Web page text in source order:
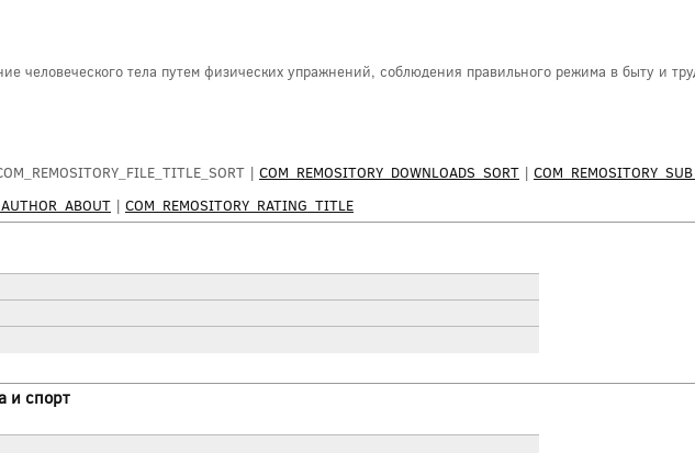
человеческого тела путем физических упражнений, соблюдения правильного режима в быту и
| COM_REMOSITORY_DOWNLOADS_SORT |
| COM_REMOSITORY_RATING_TITLE
и спорт